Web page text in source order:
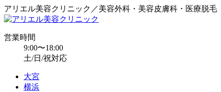
アリエル美容クリニック／美容外科・美容皮膚科・医療脱毛
営業時間
9:00〜18:00
土/日/祝対応
大宮
横浜